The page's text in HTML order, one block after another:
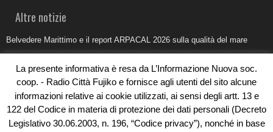
Altre notizie
Belvedere Marittimo e il report ARPACAL 2026 sulla qualità del mare
Umidità di risalita in casa, come riconoscere i segnali veri
Torna il Sun Donato Festival 2026
Come il busking moderno ridisegna il paesaggio sonoro urbano
La presente informativa è resa da L’Informazione Nuova soc.
coop. - Radio Città Fujiko e fornisce agli utenti del sito alcune
informazioni relative ai cookie utilizzati, ai sensi degli artt. 13 e
122 del Codice in materia di protezione dei dati personali (Decreto
Legislativo 30.06.2003, n. 196, “Codice privacy”), nonché in base